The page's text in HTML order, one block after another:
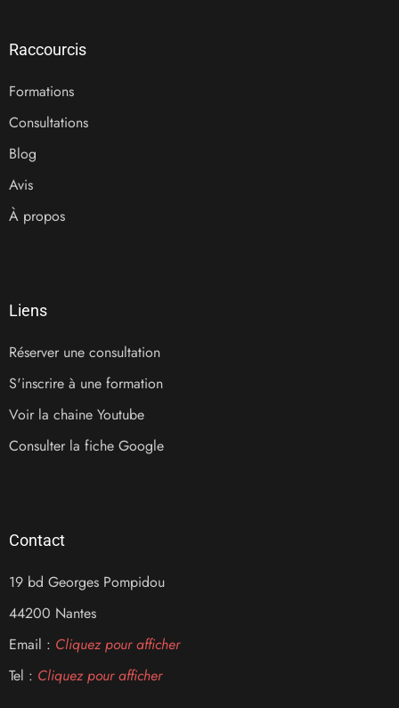
Raccourcis
Formations
Consultations
Blog
Avis
À propos
Liens
Réserver une consultation
S'inscrire à une formation
Voir la chaine Youtube
Consulter la fiche Google
Contact
19 bd Georges Pompidou
44200 Nantes
Email : Cliquez pour afficher
Tel : Cliquez pour afficher